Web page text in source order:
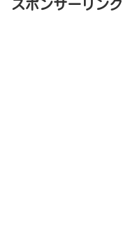
スポンサーリンク